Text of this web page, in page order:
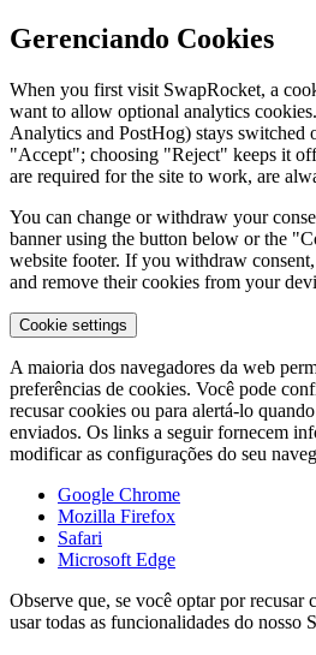
Gerenciando Cookies
When you first visit SwapRocket, a
want to allow optional analytics
Analytics and PostHog) stays switched
"Accept"; choosing "Reject" keeps it
are required for the site to work, are
You can change or withdraw your
banner using the button below or the
website footer. If you withdraw
and remove their cookies from your
Cookie settings
A maioria dos navegadores da web
preferências de cookies. Você pode
recusar cookies ou para alertá-lo
enviados. Os links a seguir fornecem
modificar as configurações do seu
Google Chrome
Mozilla Firefox
Safari
Microsoft Edge
Observe que, se você optar por recusar
usar todas as funcionalidades do nosso